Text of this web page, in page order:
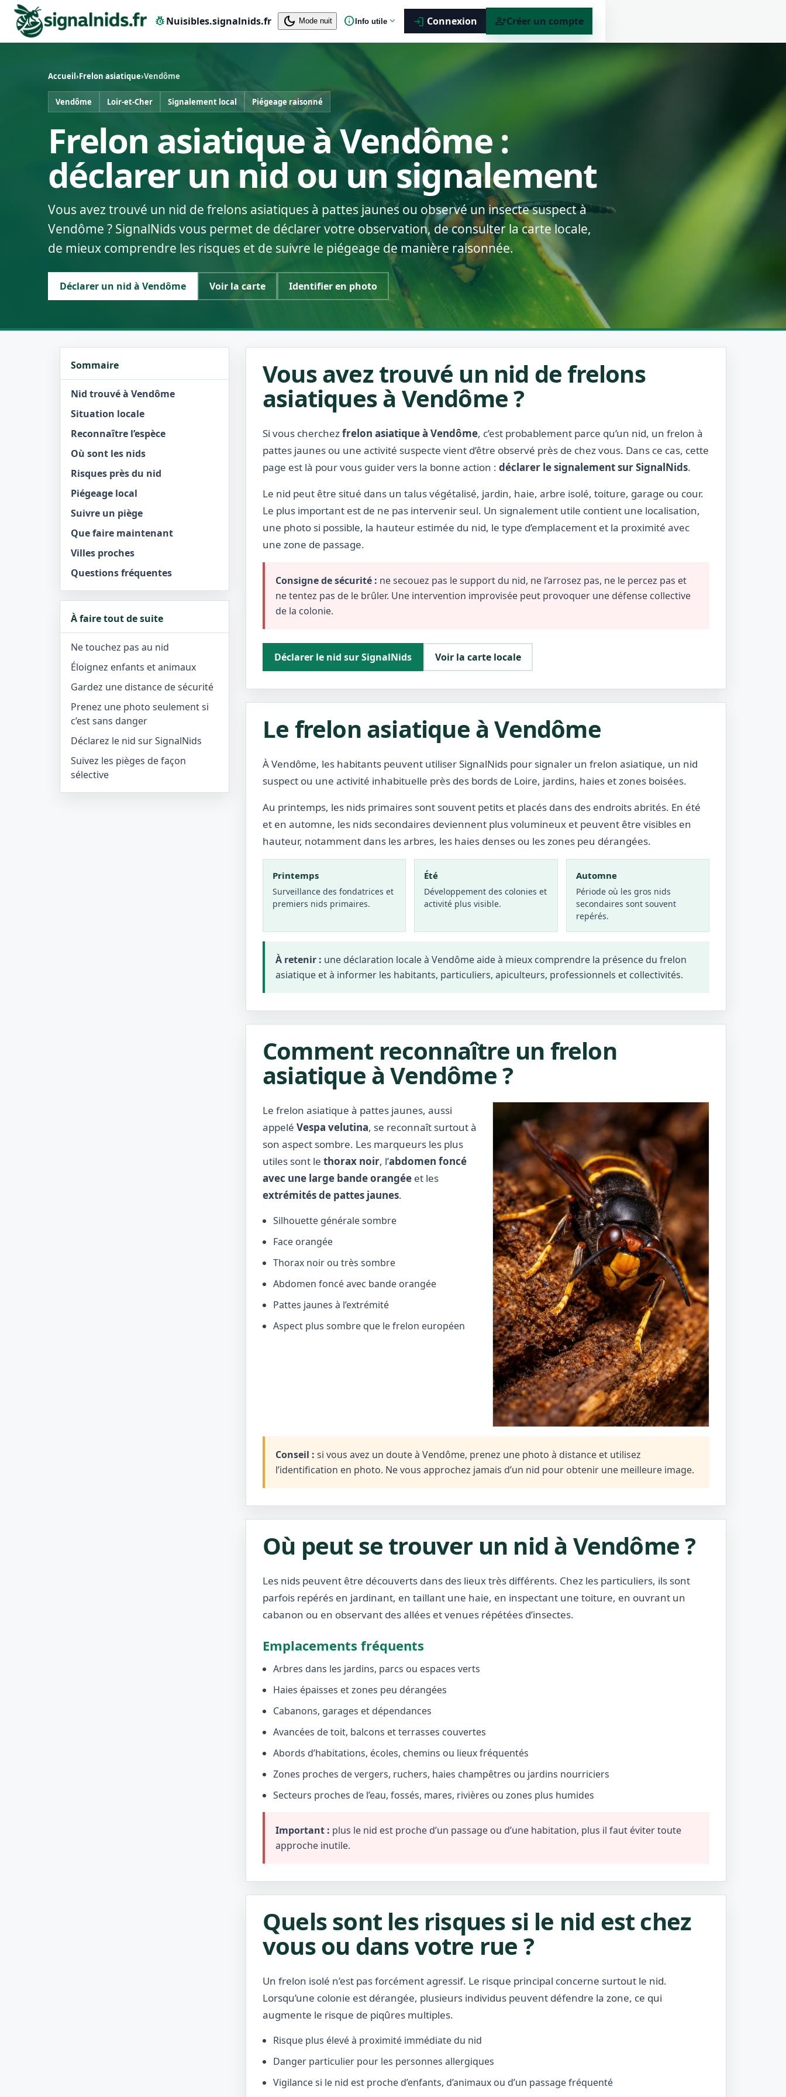
pest_controlNuisibles.signalnids.fr dark_mode Mode nuit infoInfo utile expand_more login Connexion person_addCréer un compte
Accueil›Frelon asiatique›Vendôme
Vendôme Loir-et-Cher Signalement local Piégeage raisonné
Frelon asiatique à Vendôme :
déclarer un nid ou un signalement
Vous avez trouvé un nid de frelons asiatiques à pattes jaunes ou observé un insecte suspect à
Vendôme ? SignalNids vous permet de déclarer votre observation, de consulter la carte locale,
de mieux comprendre les risques et de suivre le piégeage de manière raisonnée.
Déclarer un nid à Vendôme Voir la carte Identifier en photo
Sommaire
Nid trouvé à Vendôme
Situation locale
Reconnaître l’espèce
Où sont les nids
Risques près du nid
Piégeage local
Suivre un piège
Que faire maintenant
Villes proches
Questions fréquentes
À faire tout de suite
Ne touchez pas au nid
Éloignez enfants et animaux
Gardez une distance de sécurité
Prenez une photo seulement si
c’est sans danger
Déclarez le nid sur SignalNids
Suivez les pièges de façon
sélective
Vous avez trouvé un nid de frelons
asiatiques à Vendôme ?
Si vous cherchezfrelon asiatique à Vendôme, c’est probablement parce qu’un nid, un frelon à
pattes jaunes ou une activité suspecte vient d’être observé près de chez vous. Dans ce cas, cette
page est là pour vous guider vers la bonne action : déclarer le signalement sur SignalNids.
Le nid peut être situé dans un talus végétalisé, jardin, haie, arbre isolé, toiture, garage ou cour.
Le plus important est de ne pas intervenir seul. Un signalement utile contient une localisation,
une photo si possible, la hauteur estimée du nid, le type d’emplacement et la proximité avec
une zone de passage.
Consigne de sécurité : ne secouez pas le support du nid, ne l’arrosez pas, ne le percez pas et
ne tentez pas de le brûler. Une intervention improvisée peut provoquer une défense collective
de la colonie.
Déclarer le nid sur SignalNids Voir la carte locale
Le frelon asiatique à Vendôme
À Vendôme, les habitants peuvent utiliser SignalNids pour signaler un frelon asiatique, un nid
suspect ou une activité inhabituelle près des bords de Loire, jardins, haies et zones boisées.
Au printemps, les nids primaires sont souvent petits et placés dans des endroits abrités. En été
et en automne, les nids secondaires deviennent plus volumineux et peuvent être visibles en
hauteur, notamment dans les arbres, les haies denses ou les zones peu dérangées.
Printemps
Surveillance des fondatrices et
premiers nids primaires.
Été
Développement des colonies et
activité plus visible.
Automne
Période où les gros nids
secondaires sont souvent
repérés.
À retenir : une déclaration locale à Vendôme aide à mieux comprendre la présence du frelon
asiatique et à informer les habitants, particuliers, apiculteurs, professionnels et collectivités.
Comment reconnaître un frelon
asiatique à Vendôme ?
Le frelon asiatique à pattes jaunes, aussi
appelé Vespa velutina, se reconnaît surtout à
son aspect sombre. Les marqueurs les plus
utiles sont le thorax noir, l’abdomen foncé
avec une large bande orangée et les
extrémités de pattes jaunes.
Silhouette générale sombre
Face orangée
Thorax noir ou très sombre
Abdomen foncé avec bande orangée
Pattes jaunes à l’extrémité
Aspect plus sombre que le frelon européen
Conseil : si vous avez un doute à Vendôme, prenez une photo à distance et utilisez
l’identification en photo. Ne vous approchez jamais d’un nid pour obtenir une meilleure image.
Où peut se trouver un nid à Vendôme ?
Les nids peuvent être découverts dans des lieux très différents. Chez les particuliers, ils sont
parfois repérés en jardinant, en taillant une haie, en inspectant une toiture, en ouvrant un
cabanon ou en observant des allées et venues répétées d’insectes.
Emplacements fréquents
Arbres dans les jardins, parcs ou espaces verts
Haies épaisses et zones peu dérangées
Cabanons, garages et dépendances
Avancées de toit, balcons et terrasses couvertes
Abords d’habitations, écoles, chemins ou lieux fréquentés
Zones proches de vergers, ruchers, haies champêtres ou jardins nourriciers
Secteurs proches de l’eau, fossés, mares, rivières ou zones plus humides
Important : plus le nid est proche d’un passage ou d’une habitation, plus il faut éviter toute
approche inutile.
Quels sont les risques si le nid est chez
vous ou dans votre rue ?
Un frelon isolé n’est pas forcément agressif. Le risque principal concerne surtout le nid.
Lorsqu’une colonie est dérangée, plusieurs individus peuvent défendre la zone, ce qui
augmente le risque de piqûres multiples.
Risque plus élevé à proximité immédiate du nid
Danger particulier pour les personnes allergiques
Vigilance si le nid est proche d’enfants, d’animaux ou d’un passage fréquenté